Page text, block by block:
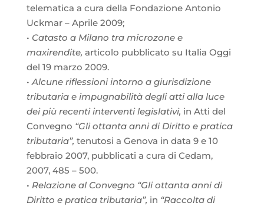
telematica a cura della Fondazione Antonio
Uckmar – Aprile 2009;
• Catasto a Milano tra microzone e
maxirendite, articolo pubblicato su Italia Oggi
del 19 marzo 2009.
• Alcune riflessioni intorno a giurisdizione
tributaria e impugnabilità degli atti alla luce
dei più recenti interventi legislativi, in Atti del
Convegno “Gli ottanta anni di Diritto e pratica
tributaria”, tenutosi a Genova in data 9 e 10
febbraio 2007, pubblicati a cura di Cedam,
2007, 485 – 500.
• Relazione al Convegno “Gli ottanta anni di
Diritto e pratica tributaria”, in “Raccolta di